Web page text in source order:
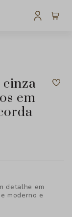
em
detalhe em
moderno e